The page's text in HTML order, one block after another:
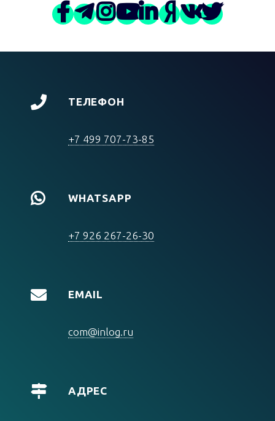
ТЕЛЕФОН
+7 499 707-73-85
WHATSAPP
+7 926 267-26-30
EMAIL
com@inlog.ru
АДРЕС